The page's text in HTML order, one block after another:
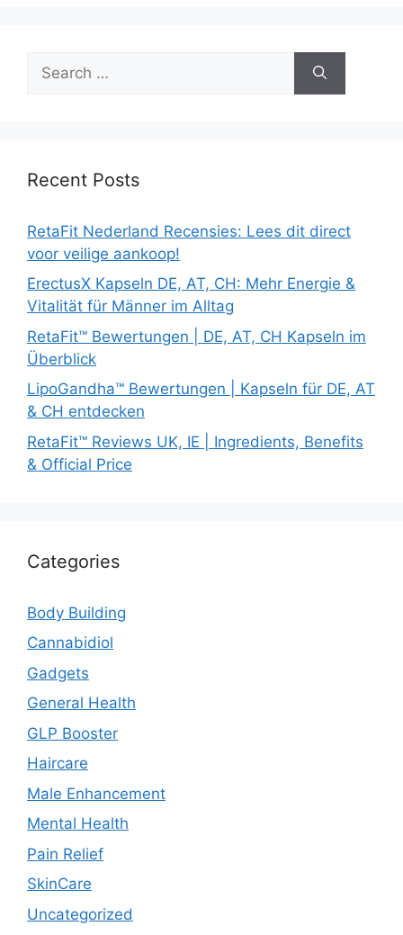
for:
Recent Posts
RetaFit Nederland Recensies: Lees dit direct
voor veilige aankoop!
ErectusX Kapseln DE, AT, CH: Mehr Energie &
Vitalität für Männer im Alltag
RetaFit™ Bewertungen | DE, AT, CH Kapseln im
Überblick
LipoGandha™ Bewertungen | Kapseln für DE, AT
& CH entdecken
RetaFit™ Reviews UK, IE | Ingredients, Benefits
& Official Price
Categories
Body Building
Cannabidiol
Gadgets
General Health
GLP Booster
Haircare
Male Enhancement
Mental Health
Pain Relief
SkinCare
Uncategorized